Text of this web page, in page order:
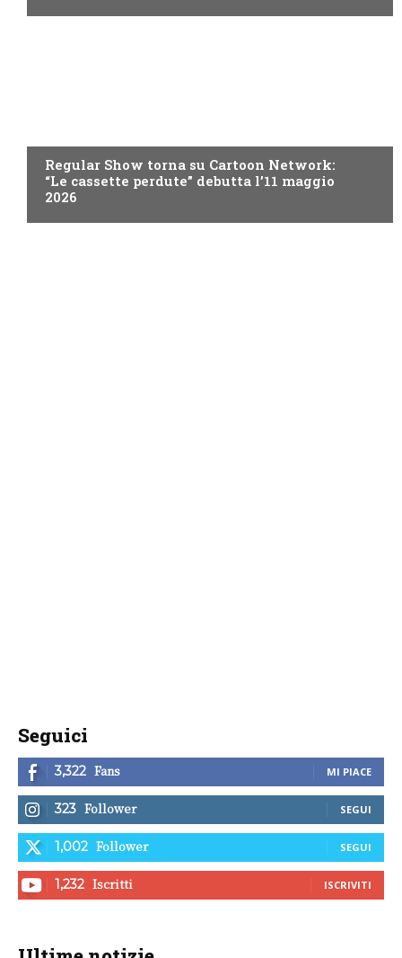
Regular Show torna su Cartoon Network:
“Le cassette perdute” debutta l’11 maggio
2026
Seguici
3,322 Fans MI PIACE
323 Follower SEGUI
1,002 Follower SEGUI
1,232 Iscritti ISCRIVITI